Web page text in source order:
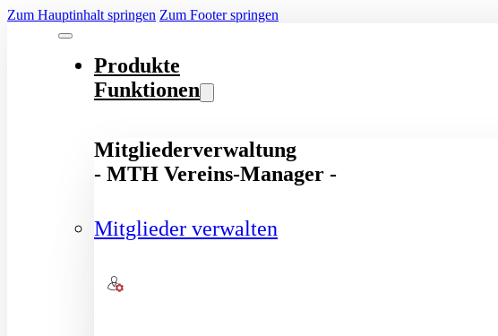
Zum Hauptinhalt springen Zum Footer springen
Produkte
Funktionen
Mitgliederverwaltung
- MTH Vereins-Manager -
Mitglieder verwalten